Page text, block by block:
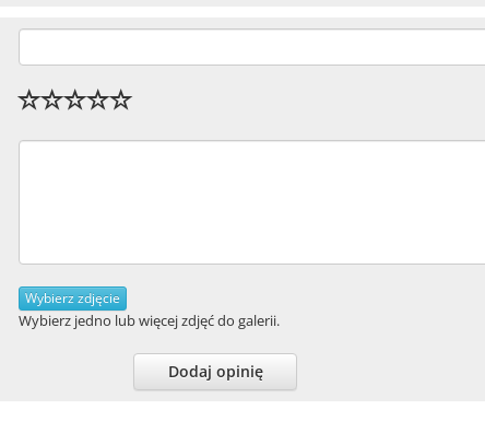
Wybierz zdjęcie
Wybierz jedno lub więcej zdjęć do galerii.
Dodaj opinię